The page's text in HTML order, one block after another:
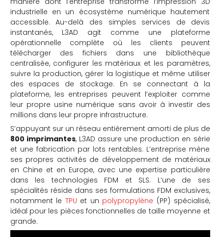
industrielle en un écosystème numérique hautement
accessible. Au-delà des simples services de devis
instantanés, L3AD agit comme une plateforme
opérationnelle complète où les clients peuvent
télécharger des fichiers dans une bibliothèque
centralisée, configurer les matériaux et les paramètres,
suivre la production, gérer la logistique et même utiliser
des espaces de stockage. En se connectant à la
plateforme, les entreprises peuvent l’exploiter comme
leur propre usine numérique sans avoir à investir des
millions dans leur propre infrastructure.
S’appuyant sur un réseau entièrement amorti de plus de
800 imprimantes, L3AD assure une production en série
et une fabrication par lots rentables. L’entreprise mène
ses propres activités de développement de matériaux
en Chine et en Europe, avec une expertise particulière
dans les technologies FDM et SLS. L’une de ses
spécialités réside dans ses formulations FDM exclusives,
notamment le TPU et un polypropylène (PP) spécialisé,
idéal pour les pièces fonctionnelles de taille moyenne et
grande.